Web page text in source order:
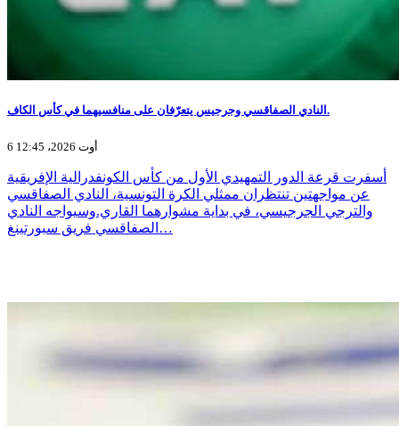
النادي الصفاقسي وجرجيس يتعرّفان على منافسيهما في كأس الكاف.
6 أوت 2026، 12:45
أسفرت قرعة الدور التمهيدي الأول من كأس الكونفدرالية الإفريقية
عن مواجهتين تنتظران ممثلي الكرة التونسية، النادي الصفاقسي
والترجي الجرجيسي، في بداية مشوارهما القاري.وسيواجه النادي
الصفاقسي فريق سبورتينغ…